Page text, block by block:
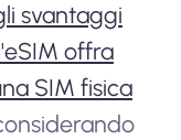
svantaggi
offra
SIM fisica